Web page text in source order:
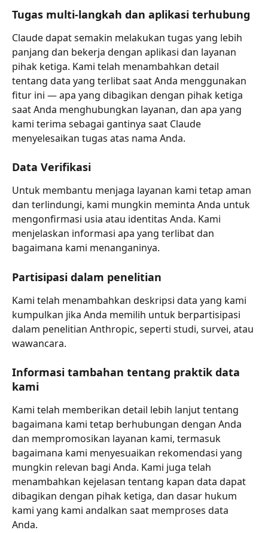
Tugas multi-langkah dan aplikasi terhubung
Claude dapat semakin melakukan tugas yang lebih
panjang dan bekerja dengan aplikasi dan layanan
pihak ketiga. Kami telah menambahkan detail
tentang data yang terlibat saat Anda menggunakan
fitur ini — apa yang dibagikan dengan pihak ketiga
saat Anda menghubungkan layanan, dan apa yang
kami terima sebagai gantinya saat Claude
menyelesaikan tugas atas nama Anda.
Data Verifikasi
Untuk membantu menjaga layanan kami tetap aman
dan terlindungi, kami mungkin meminta Anda untuk
mengonfirmasi usia atau identitas Anda. Kami
menjelaskan informasi apa yang terlibat dan
bagaimana kami menanganinya.
Partisipasi dalam penelitian
Kami telah menambahkan deskripsi data yang kami
kumpulkan jika Anda memilih untuk berpartisipasi
dalam penelitian Anthropic, seperti studi, survei, atau
wawancara.
Informasi tambahan tentang praktik data
kami
Kami telah memberikan detail lebih lanjut tentang
bagaimana kami tetap berhubungan dengan Anda
dan mempromosikan layanan kami, termasuk
bagaimana kami menyesuaikan rekomendasi yang
mungkin relevan bagi Anda. Kami juga telah
menambahkan kejelasan tentang kapan data dapat
dibagikan dengan pihak ketiga, dan dasar hukum
kami yang kami andalkan saat memproses data
Anda.